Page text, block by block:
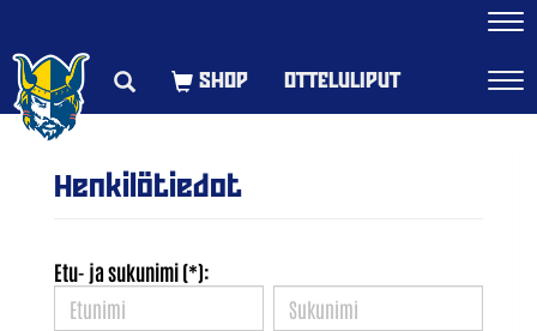
OTTELULIPUT
Henkilötiedot
Etu- ja sukunimi (*):